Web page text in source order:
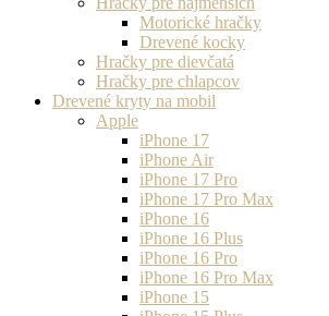
Motorické hračky
Drevené kocky
Hračky pre dievčatá
Hračky pre chlapcov
Drevené kryty na mobil
Apple
iPhone 17
iPhone Air
iPhone 17 Pro
iPhone 17 Pro Max
iPhone 16
iPhone 16 Plus
iPhone 16 Pro
iPhone 16 Pro Max
iPhone 15